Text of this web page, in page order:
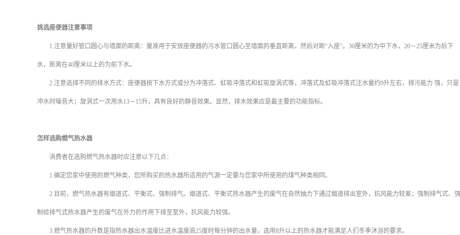
挑选座便器注意事项
1.注意量好管口圆心与墙面的距离：量准用于安放座便器的污水管口圆心至墙面的垂直距离，然后对距“入座”。 30厘米的为中下水， 20－25厘米为后下
水，距离在40厘米以上的为前下水。
2.注意选择不同的排水方式：座便器按下水方式或分为冲落式、虹吸冲落式和虹吸旋涡式等，冲落式及虹吸冲落式注水量约9升左右，排污能力 强，只是
冲水时噪音大；旋涡式一次用水13－15升，具有良好的静音效果。显然，排水效果应是最主要的功能指标。
怎样选购燃气热水器
消费者在选购燃气热水器时应注意以下几点：
1.确定您家中使用的燃气种类，您所购买的热水器所适用的气源一定要与您家中所使用的煤气种类相同。
2. 目前，燃气热水器有烟道式、平衡式、强制排气。烟道式、平衡式热水器产生的废气在自然抽力下通过烟道排出室外，抗风能力较差；强制排气式、强
制给排气式热水器产生的废气在外力的作用下排至室外，抗风能力较强。
3.燃气热水器的升数是指热水器出水温度比进水温度高25度时每分钟的出水量，选用8升以上的热水器才能满足人们冬季沐浴的要求。